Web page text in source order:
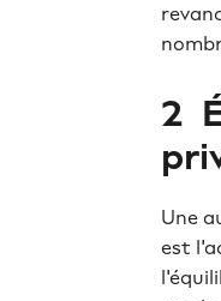
2
Une
est